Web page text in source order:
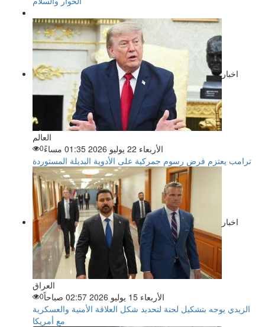
اخبار
العالم
الأربعاء 22 يوليو 2026 01:35 مساءً
0
ترامب يعتزم فرض رسوم جمركية على الأدوية البديلة المستوردة
اخبار
العراق
الأربعاء 15 يوليو 2026 02:57 صباحاً
0
الزيدي يوجه بتشكيل لجنة لتحديد شكل العلاقة الأمنية والعسكرية
مع أمريكا